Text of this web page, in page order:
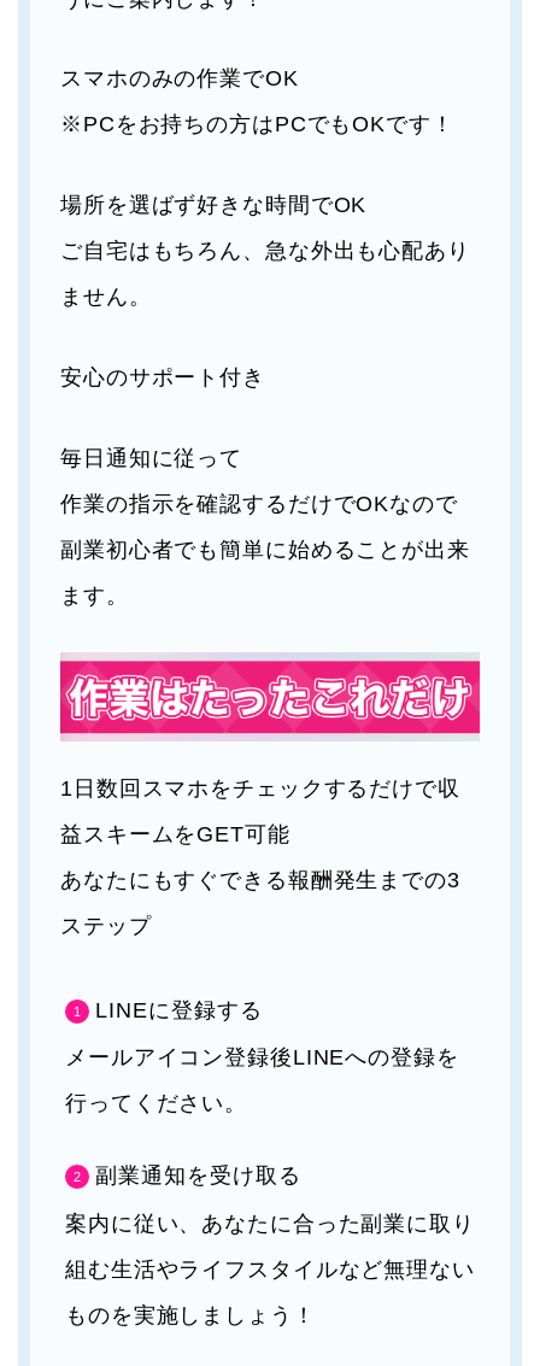
スマホのみの作業でOK
※PCをお持ちの方はPCでもOKです！
場所を選ばず好きな時間でOK
ご自宅はもちろん、急な外出も心配あり
ません。
安心のサポート付き
毎日通知に従って
作業の指示を確認するだけでOKなので
副業初心者でも簡単に始めることが出来
ます。
1日数回スマホをチェックするだけで収
益スキームをGET可能
あなたにもすぐできる報酬発生までの3
ステップ
LINEに登録する
メールアイコン登録後LINEへの登録を
行ってください。
副業通知を受け取る
案内に従い、あなたに合った副業に取り
組む生活やライフスタイルなど無理ない
ものを実施しましょう！